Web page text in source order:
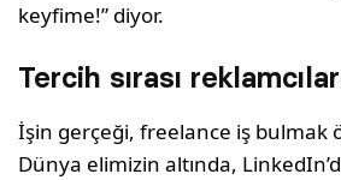
keyfime!” diyor.
Tercih sırası
İşin gerçeği, freelance iş bulmak
Dünya elimizin altında,